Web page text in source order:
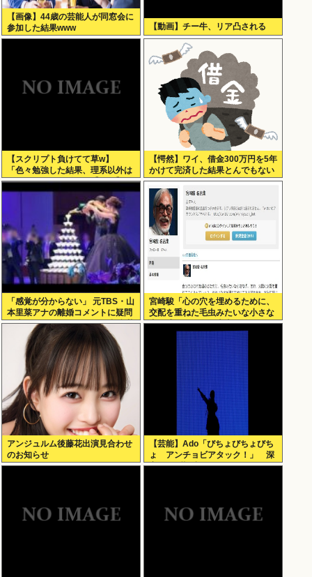
【画像】44歳の芸能人が同窓会に
参加した結果www
【動画】チー牛、リア凸される
【スクリプト負けてて草w】
「色々勉強した結果、理系以外は
エラー品だと気付いた【ガチ】」
について、もっと具体的に話そう
【愕然】ワイ、借金300万円を5年
かけて完済した結果とんでもない
ことになる・・・・・・
「感覚が分からない」 元TBS・山
本里菜アナの離婚コメントに疑問
の声… シャンパンタワーの超豪華
式も結婚生活は4年半で終止符
宮崎駿「心の穴を埋めるために、
交配を重ねた毛虫みたいな小さな
犬を連れてる人、本当に醜い」←
アンジュルム後藤花出演見合わせ
のお知らせ
【芸能】Ado「びちょびちょびち
ょ アンチョビアタック！」 深
夜のナゾ投稿...